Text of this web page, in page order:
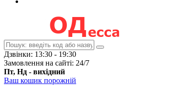
Дзвінки: 13:30 - 19:30
Замовлення на сайті: 24/7
Пт, Нд - вихідний
Ваш кошик порожній